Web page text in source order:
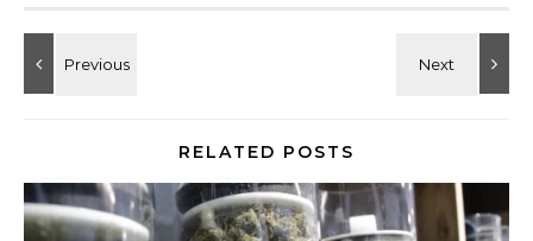
RELATED POSTS